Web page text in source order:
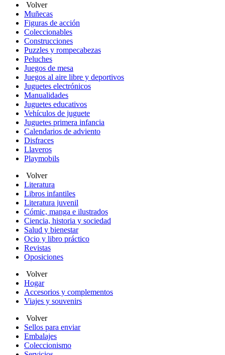
Volver
Muñecas
Figuras de acción
Coleccionables
Construcciones
Puzzles y rompecabezas
Peluches
Juegos de mesa
Juegos al aire libre y deportivos
Juguetes electrónicos
Manualidades
Juguetes educativos
Vehículos de juguete
Juguetes primera infancia
Calendarios de adviento
Disfraces
Llaveros
Playmobils
Volver
Literatura
Libros infantiles
Literatura juvenil
Cómic, manga e ilustrados
Ciencia, historia y sociedad
Salud y bienestar
Ocio y libro práctico
Revistas
Oposiciones
Volver
Hogar
Accesorios y complementos
Viajes y souvenirs
Volver
Sellos para enviar
Embalajes
Coleccionismo